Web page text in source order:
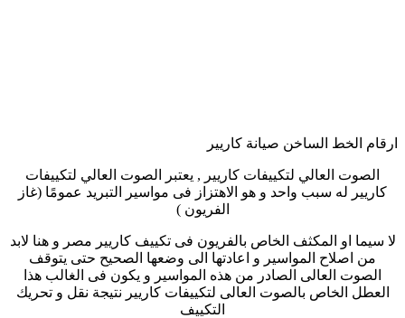
ارقام الخط الساخن صيانة كاريير
الصوت العالي لتكييفات كاريير , يعتبر الصوت العالي لتكييفات
كاريير له سبب واحد و هو الاهتزاز فى مواسير التبريد عمومًا (غاز
الفريون )
لا سيما او المكثف الخاص بالفريون فى تكييف كاريير مصر و هنا لابد
من اصلاح المواسير و اعادتها الى وضعها الصحيح حتى يتوقف
الصوت العالى الصادر من هذه المواسير و يكون فى الغالب هذا
العطل الخاص بالصوت العالى لتكييفات كاريير نتيجة نقل و تحريك
التكييف